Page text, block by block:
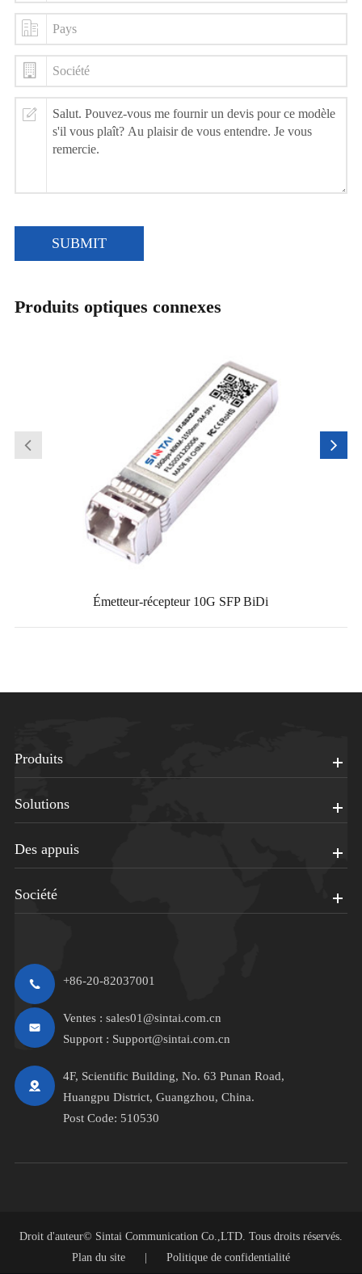
SUBMIT
Produits optiques connexes
Émetteur-récepteur 10G SFP BiDi
Produits
Solutions
Des appuis
Société
+86-20-82037001
Ventes : sales01@sintai.com.cn
Support : Support@sintai.com.cn
4F, Scientific Building, No. 63 Punan Road,
Huangpu District, Guangzhou, China.
Post Code: 510530
Droit d'auteur© Sintai Communication Co.,LTD. Tous droits réservés.
Plan du site
| Politique de confidentialité